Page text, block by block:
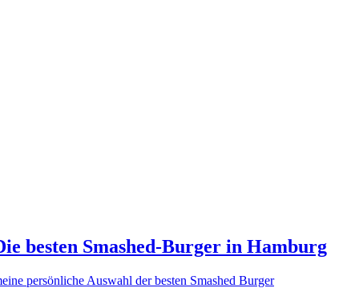
besten Smashed-Burger in Hamburg
persönliche Auswahl der besten Smashed Burger